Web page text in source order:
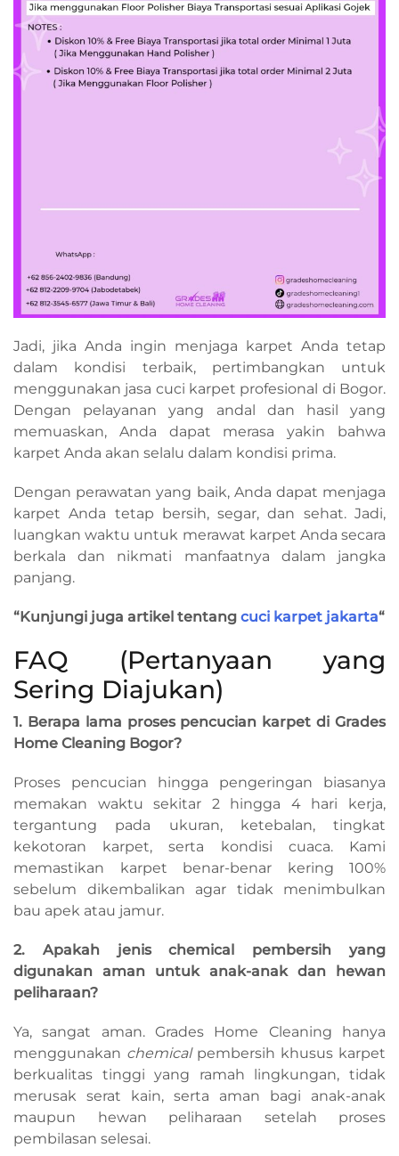
Jadi, jika Anda ingin menjaga karpet Anda tetap
dalam kondisi terbaik, pertimbangkan untuk
menggunakan jasa cuci karpet profesional di Bogor.
Dengan pelayanan yang andal dan hasil yang
memuaskan, Anda dapat merasa yakin bahwa
karpet Anda akan selalu dalam kondisi prima.
Dengan perawatan yang baik, Anda dapat menjaga
karpet Anda tetap bersih, segar, dan sehat. Jadi,
luangkan waktu untuk merawat karpet Anda secara
berkala dan nikmati manfaatnya dalam jangka
panjang.
“Kunjungi juga artikel tentang cuci karpet jakarta“
FAQ (Pertanyaan yang
Sering Diajukan)
1. Berapa lama proses pencucian karpet di Grades
Home Cleaning Bogor?
Proses pencucian hingga pengeringan biasanya
memakan waktu sekitar 2 hingga 4 hari kerja,
tergantung pada ukuran, ketebalan, tingkat
kekotoran karpet, serta kondisi cuaca. Kami
memastikan karpet benar-benar kering 100%
sebelum dikembalikan agar tidak menimbulkan
bau apek atau jamur.
2. Apakah jenis chemical pembersih yang
digunakan aman untuk anak-anak dan hewan
peliharaan?
Ya, sangat aman. Grades Home Cleaning hanya
menggunakan chemicalpembersih khusus karpet
berkualitas tinggi yang ramah lingkungan, tidak
merusak serat kain, serta aman bagi anak-anak
maupun hewan peliharaan setelah proses
pembilasan selesai.